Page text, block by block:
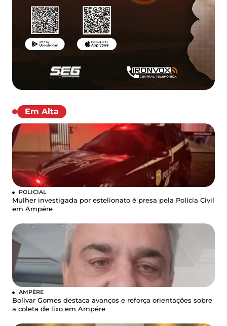
Em Alta
POLICIAL
Mulher investigada por estelionato é presa pela Polícia Civil
em Ampére
AMPÉRE
Bolivar Gomes destaca avanços e reforça orientações sobre
a coleta de lixo em Ampére